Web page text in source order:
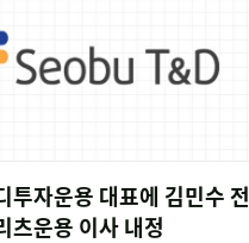
투자운용 대표에 김민수 전
츠운용 이사 내정